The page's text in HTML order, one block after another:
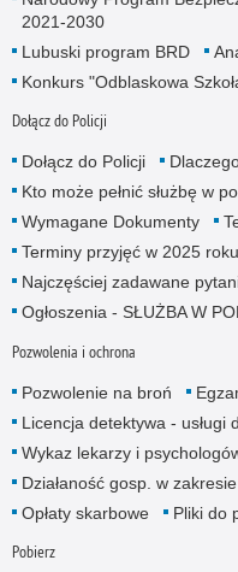
2021-2030
Lubuski program BRD
Konkurs "Odblaskowa
Dołącz do Policji
Dołącz do Policji
Kto może pełnić służbę w
Wymagane Dokumenty
Terminy przyjęć w 2025 roku
Najczęściej zadawane
Ogłoszenia - SŁUŻBA W
Pozwolenia i ochrona
Pozwolenie na broń
Licencja detektywa - usługi
Wykaz lekarzy i
Działaność gosp. w
Opłaty skarbowe
Pliki do
Pobierz